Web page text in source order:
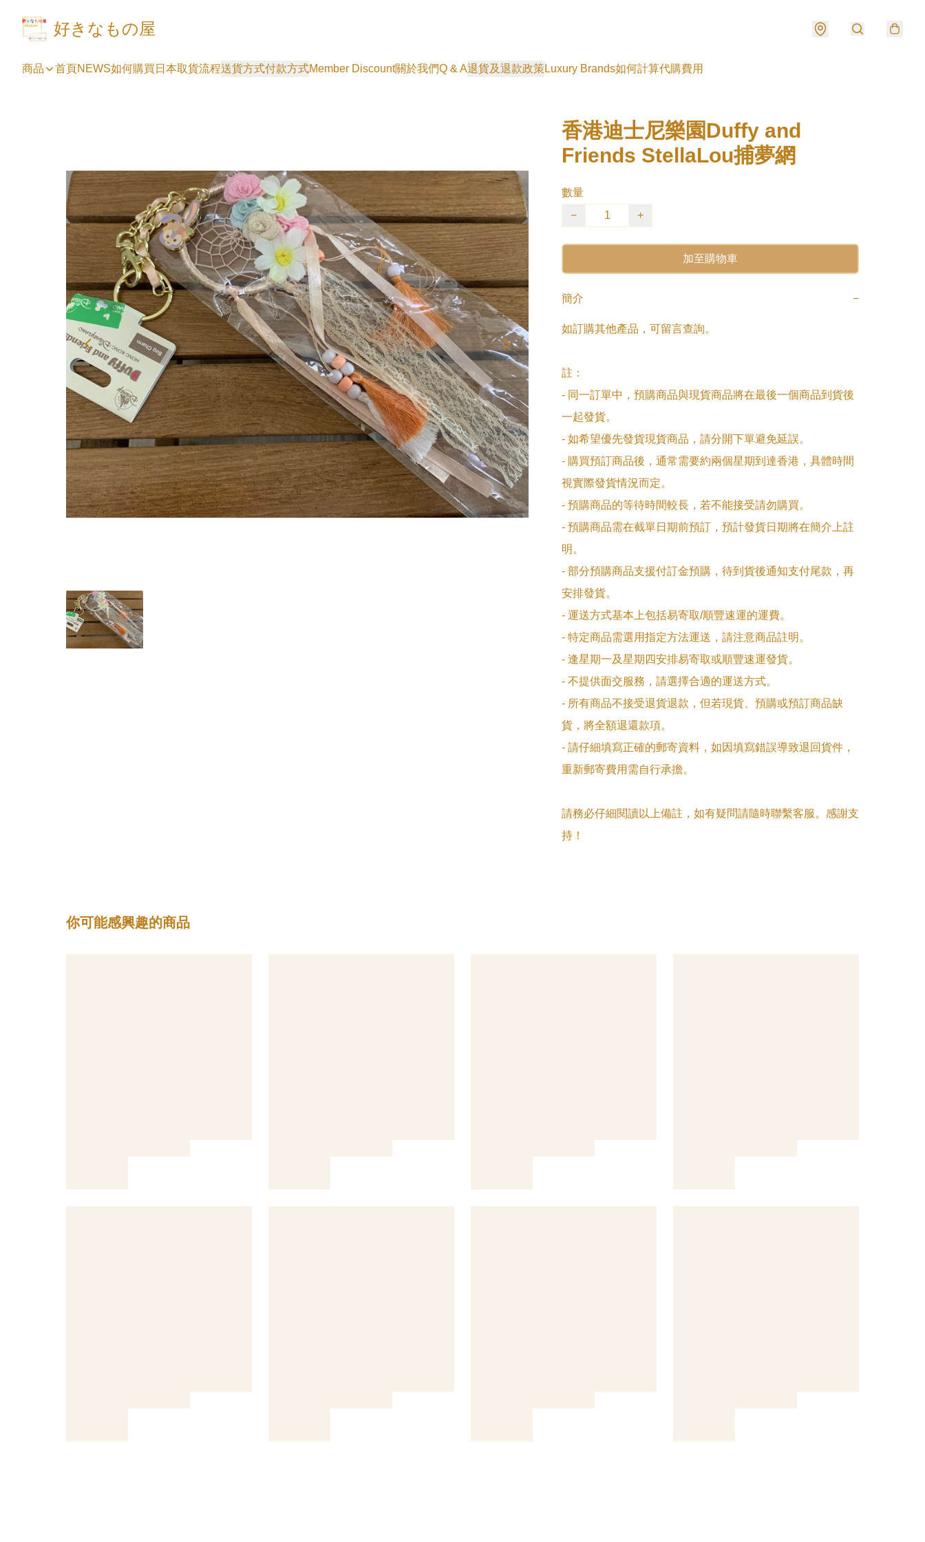
好きなもの屋
商品 首頁NEWS如何購買 日本取貨流程送貨方式付款方式Member Discount關於我們Q & A退貨及退款政策Luxury Brands如何計算代購費用
香港迪士尼樂園Duffy and
Friends StellaLou捕夢網
數量
−
+
加至購物車
簡介 −
如訂購其他產品，可留言查詢。
註：
- 同一訂單中，預購商品與現貨商品將在最後一個商品到貨後
一起發貨。
- 如希望優先發貨現貨商品，請分開下單避免延誤。
- 購買預訂商品後，通常需要約兩個星期到達香港，具體時間
視實際發貨情況而定。
- 預購商品的等待時間較長，若不能接受請勿購買。
- 預購商品需在截單日期前預訂，預計發貨日期將在簡介上註
明。
- 部分預購商品支援付訂金預購，待到貨後通知支付尾款，再
安排發貨。
- 運送方式基本上包括易寄取/順豐速運的運費。
- 特定商品需選用指定方法運送，請注意商品註明。
- 逢星期一及星期四安排易寄取或順豐速運發貨。
- 不提供面交服務，請選擇合適的運送方式。
- 所有商品不接受退貨退款，但若現貨、預購或預訂商品缺
貨，將全額退還款項。
- 請仔細填寫正確的郵寄資料，如因填寫錯誤導致退回貨件，
重新郵寄費用需自行承擔。
請務必仔細閱讀以上備註，如有疑問請隨時聯繫客服。感謝支
持！
你可能感興趣的商品